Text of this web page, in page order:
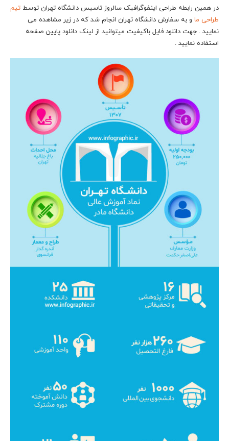
در همین رابطه طراحی اینفوگرافیک سالروز تاسیس دانشگاه تهران توسط تیم
طراحی ما و به سفارش دانشگاه تهران انجام شد که در زیر مشاهده می
نمایید . جهت دانلود فایل باکیفیت میتوانید از لینک دانلود پایین صفحه
استفاده نمایید .